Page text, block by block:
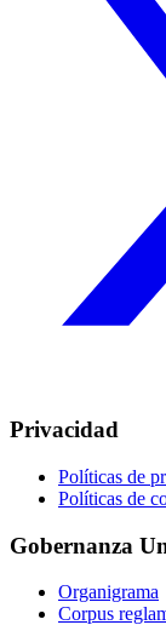
Privacidad
Políticas de
Políticas de
Gobernanza
Organigrama
Corpus